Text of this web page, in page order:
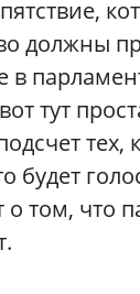
должны
в
тут
тех,
будет
о том, что